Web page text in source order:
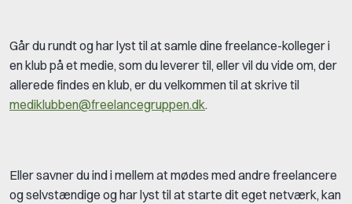
Går du rundt og har lyst til at samle dine freelance-kolleger i
en klub på et medie, som du leverer til, eller vil du vide om, der
allerede findes en klub, er du velkommen til at skrive til
mediklubben@freelancegruppen.dk.
Eller savner du ind i mellem at mødes med andre freelancere
og selvstændige og har lyst til at starte dit eget netværk, kan